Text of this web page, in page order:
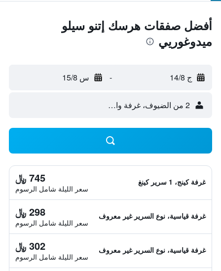
أفضل صفقات هرسك إتنو سيلو
ميدوغوريي
ج 14/8 - س 15/8
2 من الضيوف، غرفة واحدة
غرفة كينج، 1 سرير كينغ 745 ﷼
سعر الليلة شامل الرسوم
غرفة قياسية، نوع السرير غير معروف 298 ﷼
سعر الليلة شامل الرسوم
غرفة قياسية، نوع السرير غير معروف 302 ﷼
سعر الليلة شامل الرسوم